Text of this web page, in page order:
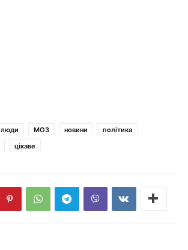
люди МОЗ новини
політика
цікаве